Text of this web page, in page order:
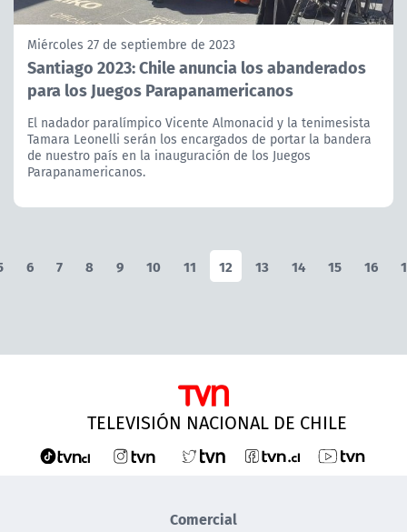
Miércoles 27 de septiembre de 2023
Santiago 2023: Chile anuncia los abanderados
para los Juegos Parapanamericanos
El nadador paralímpico Vicente Almonacid y la tenimesista
Tamara Leonelli serán los encargados de portar la bandera
de nuestro país en la inauguración de los Juegos
Parapanamericanos.
6 7 8 9 10 11 12 13 14 15 16
TELEVISIÓN NACIONAL DE CHILE
Comercial